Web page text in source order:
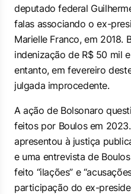
deputado federal
falas associando o ex-
Marielle Franco, em 2018.
indenização de R$ 50 mil
entanto, em fevereiro
julgada improcedente.
A ação de Bolsonaro
feitos por Boulos em
apresentou à justiça
e uma entrevista de
feito “ilações” e
participação do ex-